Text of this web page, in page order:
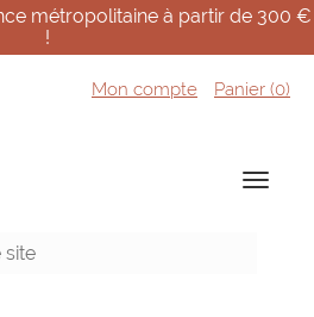
métropolitaine à partir de 300 €
!
Mon compte Panier (0)